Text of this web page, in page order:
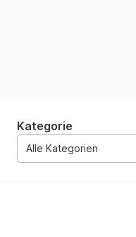
Kategorie
Alle Kategorien